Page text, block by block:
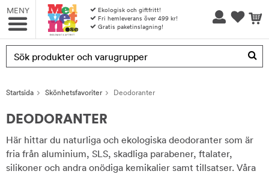
MENY
Ekologisk och giftfritt!
Fri hemleverans över 499 kr!
Gratis paketinslagning!
Produkten har blivit tillagd i varukorgen
Startsida Skönhetsfavoriter Deodoranter
DEODORANTER
Här hittar du naturliga och ekologiska deodoranter som är
fria från aluminium, SLS, skadliga parabener, ftalater,
silikoner och andra onödiga kemikalier samt tillsatser. Våra